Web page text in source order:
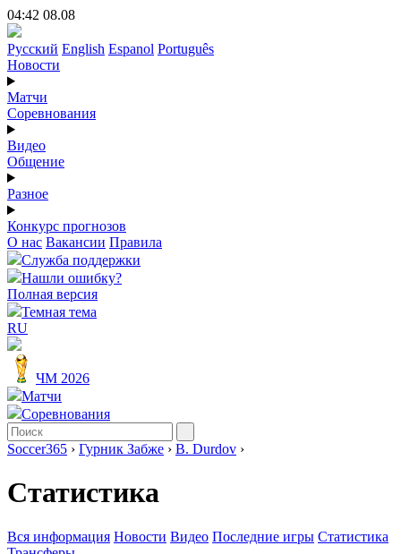
04:42 08.08
Русский English Espanol Português
Новости
Матчи
Соревнования
Видео
Общение
Разное
Конкурс прогнозов
О нас Вакансии Правила
Служба поддержки
Нашли ошибку?
Полная версия
Темная тема
RU
ЧМ 2026
Матчи
Соревнования
Soccer365 › Гурник Забже › B. Durdov ›
Статистика
Вся информация Новости Видео Последние игры Статистика